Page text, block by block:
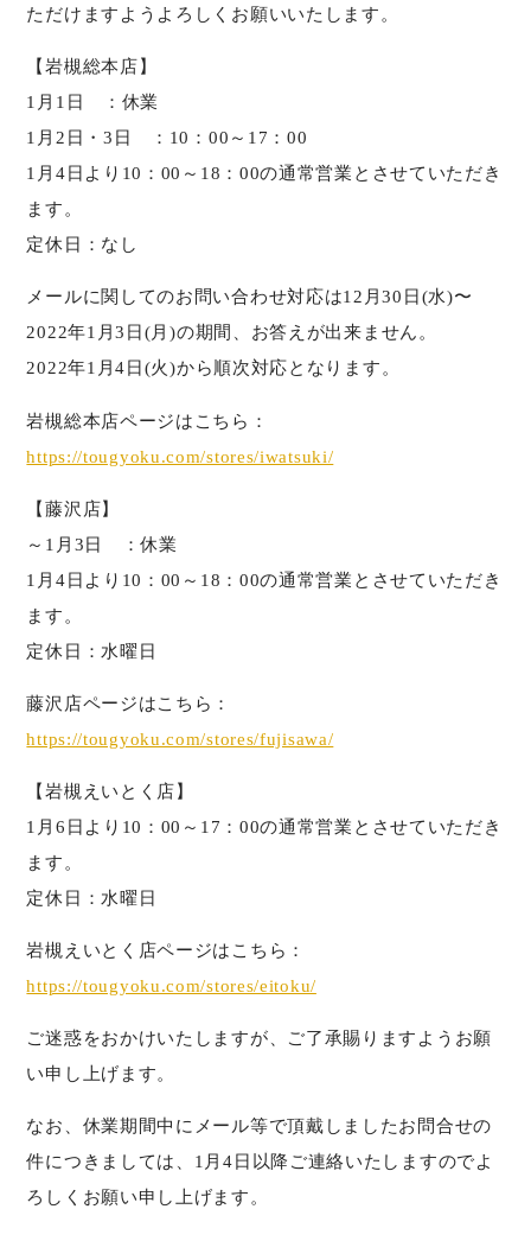
ただけますようよろしくお願いいたします。
【岩槻総本店】
1月1日 ：休業
1月2日・3日 ：10：00～17：00
1月4日より10：00～18：00の通常営業とさせていただき
ます。
定休日：なし
メールに関してのお問い合わせ対応は12月30日(水)〜
2022年1月3日(月)の期間、お答えが出来ません。
2022年1月4日(火)から順次対応となります。
岩槻総本店ページはこちら：
https://tougyoku.com/stores/iwatsuki/
【藤沢店】
～1月3日 ：休業
1月4日より10：00～18：00の通常営業とさせていただき
ます。
定休日：水曜日
藤沢店ページはこちら：
https://tougyoku.com/stores/fujisawa/
【岩槻えいとく店】
1月6日より10：00～17：00の通常営業とさせていただき
ます。
定休日：水曜日
岩槻えいとく店ページはこちら：
https://tougyoku.com/stores/eitoku/
ご迷惑をおかけいたしますが、ご了承賜りますようお願
い申し上げます。
なお、休業期間中にメール等で頂戴しましたお問合せの
件につきましては、1月4日以降ご連絡いたしますのでよ
ろしくお願い申し上げます。